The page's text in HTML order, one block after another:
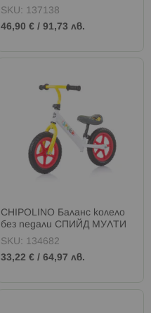
AIR RED
SKU: 137138
46,90 € /91,73 лв.
CHIPOLINO Баланс колело
без педали СПИЙД МУЛТИ
SKU: 134682
33,22 € /64,97 лв.